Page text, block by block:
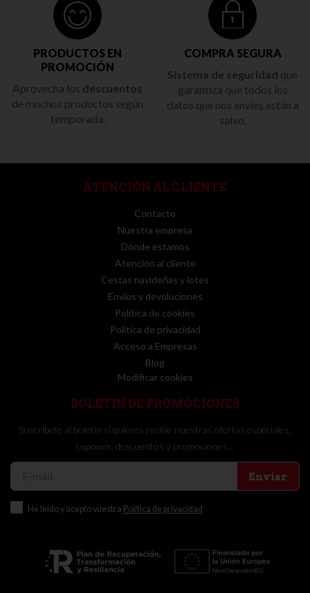
PRODUCTOS EN
PROMOCIÓN
Aprovecha los descuentos
de muchos productos según
temporada.
COMPRA SEGURA
Sistema de seguridad que
garantiza que todos los
datos que nos envíes están a
salvo.
ATENCIÓN AL CLIENTE
Contacto
Nuestra empresa
Dónde estamos
Atención al cliente
Cestas navideñas y lotes
Envíos y devoluciones
Política de cookies
Política de privacidad
Acceso a Empresas
Blog
Modificar cookies
BOLETÍN DE PROMOCIONES
Suscríbete al boletín si quieres recibir nuestras ofertas especiales,
cupones, descuentos y promociones…
Enviar
He leído y acepto vuestra Política de privacidad